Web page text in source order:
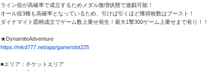
ライン役が高確率で成立するためメダル微増状態で遊戯可能！
オール役3種も高確率となっているため、引けば引くほど獲得枚数はブースト！
ダイナマイト図柄成立でゲーム数上乗せ発生！最大1撃300ゲーム上乗せまで有り！！
★DynamiteAdventure
https://mkd777.net/app/game/slot225
■エリア：チケットエリア